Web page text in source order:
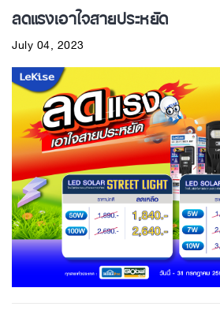
ลดแรงเอาใจสายประหยัด
July 04, 2023